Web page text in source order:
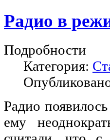
Радио в
Подробности
Категория:
Радио
ему